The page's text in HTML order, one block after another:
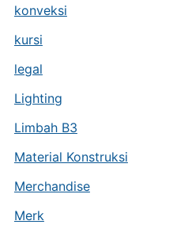
konveksi
kursi
legal
Lighting
Limbah B3
Material Konstruksi
Merchandise
Merk